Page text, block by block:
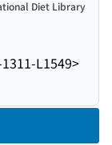
L1549>
Diet Library